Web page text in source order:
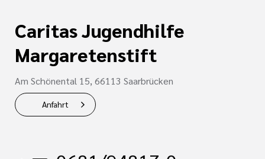
Caritas Jugendhilfe
Margaretenstift
Am Schönental 15, 66113 Saarbrücken
Anfahrt